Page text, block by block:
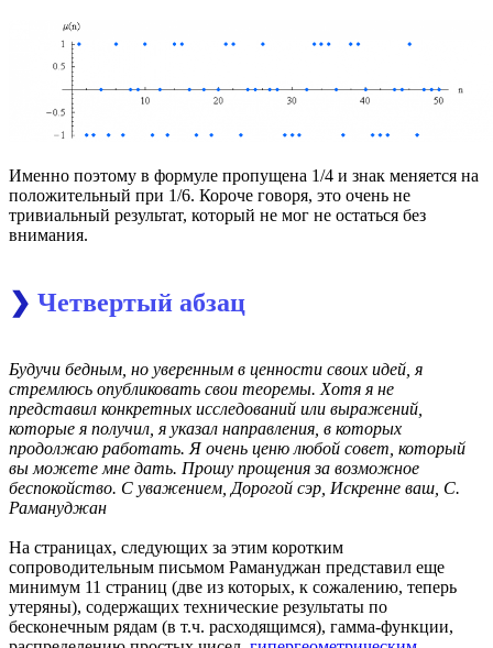
Именно поэтому в формуле пропущена 1/4 и знак меняется на
положительный при 1/6. Короче говоря, это очень не
тривиальный результат, который не мог не остаться без
внимания.
❯ Четвертый абзац
Будучи бедным, но уверенным в ценности своих идей, я
стремлюсь опубликовать свои теоремы. Хотя я не
представил конкретных исследований или выражений,
которые я получил, я указал направления, в которых
продолжаю работать. Я очень ценю любой совет, который
вы можете мне дать. Прошу прощения за возможное
беспокойство. С уважением, Дорогой сэр, Искренне ваш, С.
Рамануджан
На страницах, следующих за этим коротким
сопроводительным письмом Рамануджан представил еще
минимум 11 страниц (две из которых, к сожалению, теперь
утеряны), содержащих технические результаты по
бесконечным рядам (в т.ч. расходящимся), гамма-функции,